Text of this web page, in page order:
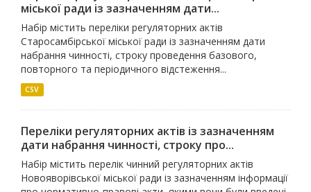
міської ради із зазначенням дати...
Набір містить переліки регуляторних актів
Старосамбірської міської ради із зазначенням дати
набрання чинності, строку проведення базового,
повторного та періодичного відстеження...
CSV
Переліки регуляторних актів із зазначенням
дати набрання чинності, строку про...
Набір містить перелік чинний регуляторних актів
Новояворівської міської ради із зазначенням інформації